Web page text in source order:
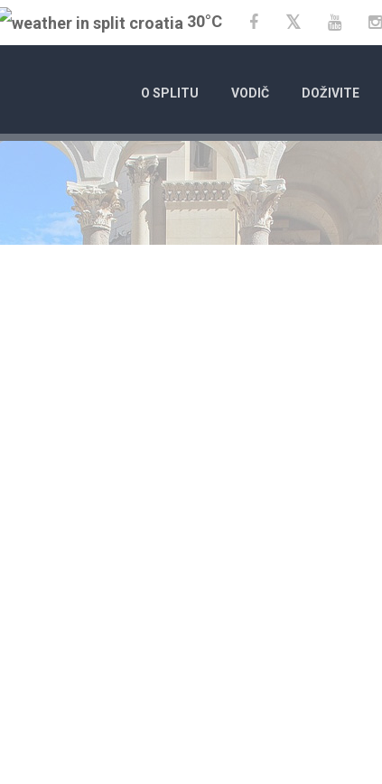
30°C FacebookTwitter
O SPLITU VODIČ DOŽIVITE
KALENDAR